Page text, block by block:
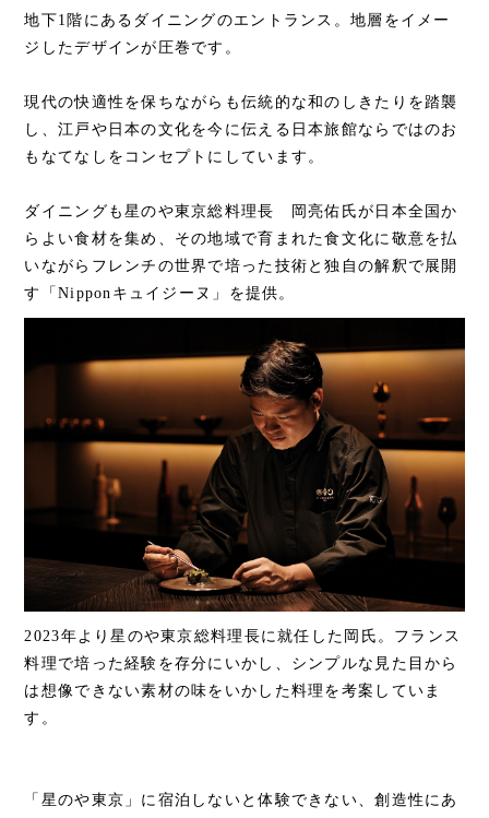
地下1階にあるダイニングのエントランス。地層をイメー
ジしたデザインが圧巻です。
現代の快適性を保ちながらも伝統的な和のしきたりを踏襲
し、江戸や日本の文化を今に伝える日本旅館ならではのお
もなてなしをコンセプトにしています。
ダイニングも星のや東京総料理長 岡亮佑氏が日本全国か
らよい食材を集め、その地域で育まれた食文化に敬意を払
いながらフレンチの世界で培った技術と独自の解釈で展開
す「Nipponキュイジーヌ」を提供。
2023年より星のや東京総料理長に就任した岡氏。フランス
料理で培った経験を存分にいかし、シンプルな見た目から
は想像できない素材の味をいかした料理を考案していま
す。
「星のや東京」に宿泊しないと体験できない、創造性にあ